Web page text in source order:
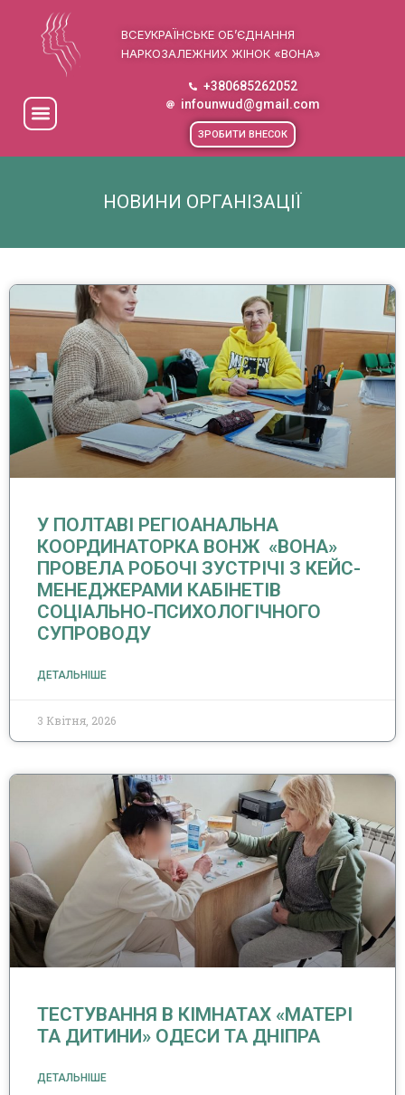
ВСЕУКРАЇНСЬКЕ ОБ’ЄДНАННЯ
НАРКОЗАЛЕЖНИХ ЖІНОК «ВОНА»
+380685262052
infounwud@gmail.com
ЗРОБИТИ ВНЕСОК
НОВИНИ ОРГАНІЗАЦІЇ
У ПОЛТАВІ РЕГІОАНАЛЬНА
КООРДИНАТОРКА ВОНЖ «ВОНА»
ПРОВЕЛА РОБОЧІ ЗУСТРІЧІ З КЕЙС-
МЕНЕДЖЕРАМИ КАБІНЕТІВ
СОЦІАЛЬНО-ПСИХОЛОГІЧНОГО
СУПРОВОДУ
ДЕТАЛЬНІШЕ
3 Квітня, 2026
ТЕСТУВАННЯ В КІМНАТАХ «МАТЕРІ
ТА ДИТИНИ» ОДЕСИ ТА ДНІПРА
ДЕТАЛЬНІШЕ